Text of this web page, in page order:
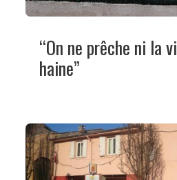
“On ne prêche ni la
haine”